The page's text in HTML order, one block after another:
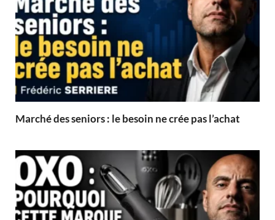
Marché des seniors : le besoin ne crée pas l’achat